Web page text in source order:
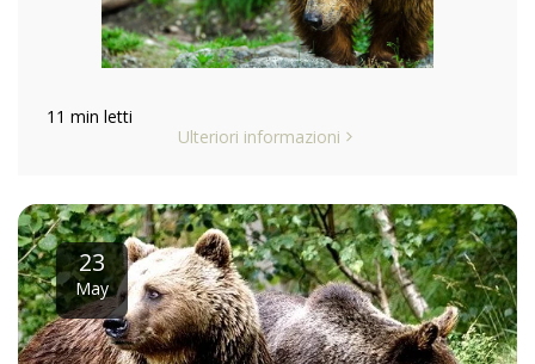
11 min letti
Ulteriori informazioni
23
May